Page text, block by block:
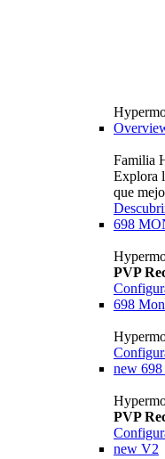
Familia
Explora
que
698
PVP
698
new
PVP
new V2